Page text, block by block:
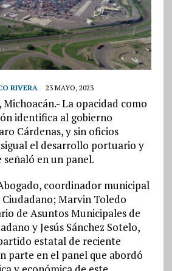
RIVERA 23 MAYO, 2023
Michoacán.- La opacidad como
identifica al gobierno
Cárdenas, y sin oficios
el desarrollo portuario y
señaló en un panel.
coordinador municipal
Marvin Toledo
de Asuntos Municipales de
y Jesús Sánchez Sotelo,
estatal de reciente
parte en el panel que abordó